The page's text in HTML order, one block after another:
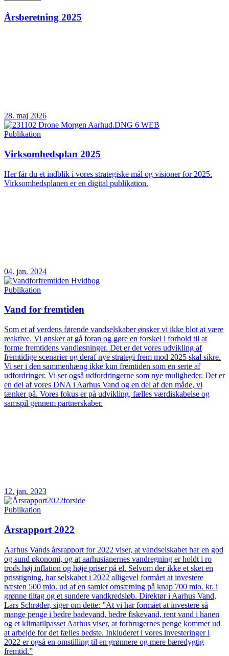
Årsberetning 2025
28. maj 2026
Publikation
Virksomhedsplan 2025
Her får du et indblik i vores strategiske mål og visioner for 2025.
Virksomhedsplanen er en digital publikation.
04. jan. 2024
Publikation
Vand for fremtiden
Som et af verdens førende vandselskaber ønsker vi ikke blot at være
reaktive. Vi ønsker at gå foran og gøre en forskel i forhold til at
forme fremtidens vandløsninger. Det er det vores udvikling af
fremtidige scenarier og deraf nye strategi frem mod 2025 skal sikre.
Vi ser i den sammenhæng ikke kun fremtiden som en serie af
udfordringer. Vi ser også udfordringerne som nye muligheder. Det er
en del af vores DNA i Aarhus Vand og en del af den måde, vi
tænker på. Vores fokus er på udvikling, fælles værdiskabelse og
samspil gennem partnerskaber.
12. jan. 2023
Publikation
Årsrapport 2022
Aarhus Vands årsrapport for 2022 viser, at vandselskabet har en god
og sund økonomi, og at aarhusianernes vandregning er holdt i ro
trods høj inflation og høje priser på el. Selvom der ikke et sket en
prisstigning, har selskabet i 2022 alligevel formået at investere
næsten 500 mio. ud af en samlet omsætning på knap 700 mio. kr. i
grønne tiltag og et sundere vandkredsløb. Direktør i Aarhus Vand,
Lars Schrøder, siger om dette: ”At vi har formået at investere så
mange penge i bedre badevand, bedre fiskevand, rent vand i hanen
og et klimatilpasset Aarhus viser, at forbrugernes penge kommer ud
at arbejde for det fælles bedste. Inkluderet i vores investeringer i
2022 er også en omstilling til en grønnere og mere bæredygtig
fremtid.”